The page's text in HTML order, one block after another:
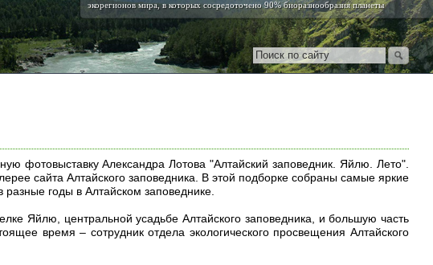
экорегионов мира, в которых сосредоточено 90% биоразнообразия планеты
фотовыставку Александра Лотова "Алтайский заповедник. Яйлю. Лето".
сайта Алтайского заповедника. В этой подборке собраны самые яркие
годы в Алтайском заповеднике.
Яйлю, центральной усадьбе Алтайского заповедника, и большую часть
время – сотрудник отдела экологического просвещения Алтайского